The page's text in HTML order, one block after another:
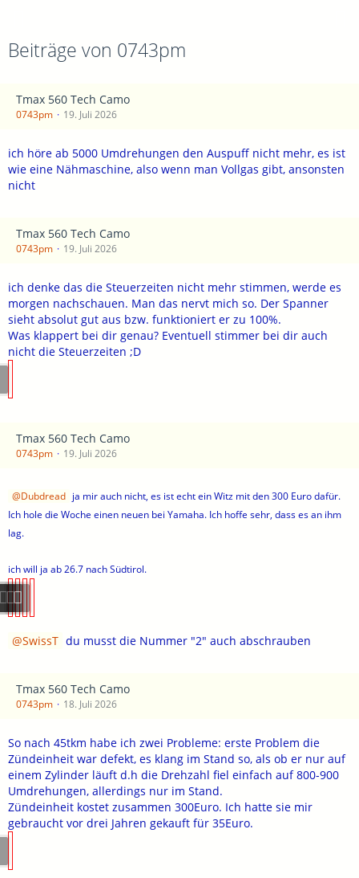
Beiträge von 0743pm
Tmax 560 Tech Camo
0743pm 19. Juli 2026
ich höre ab 5000 Umdrehungen den Auspuff nicht mehr, es ist
wie eine Nähmaschine, also wenn man Vollgas gibt, ansonsten
nicht
Tmax 560 Tech Camo
0743pm 19. Juli 2026
ich denke das die Steuerzeiten nicht mehr stimmen, werde es
morgen nachschauen. Man das nervt mich so. Der Spanner
sieht absolut gut aus bzw. funktioniert er zu 100%.
Was klappert bei dir genau? Eventuell stimmer bei dir auch
nicht die Steuerzeiten ;D
Tmax 560 Tech Camo
0743pm 19. Juli 2026
Dubdread ja mir auch nicht, es ist echt ein Witz mit den 300 Euro dafür.
Ich hole die Woche einen neuen bei Yamaha. Ich hoffe sehr, dass es an ihm
lag.
ich will ja ab 26.7 nach Südtirol.
SwissT du musst die Nummer "2" auch abschrauben
Tmax 560 Tech Camo
0743pm 18. Juli 2026
So nach 45tkm habe ich zwei Probleme: erste Problem die
Zündeinheit war defekt, es klang im Stand so, als ob er nur auf
einem Zylinder läuft d.h die Drehzahl fiel einfach auf 800-900
Umdrehungen, allerdings nur im Stand.
Zündeinheit kostet zusammen 300Euro. Ich hatte sie mir
gebraucht vor drei Jahren gekauft für 35Euro.